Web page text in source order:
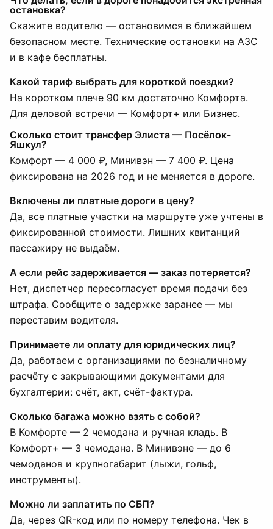
остановка?
Скажите водителю — остановимся в ближайшем
безопасном месте. Технические остановки на АЗС
и в кафе бесплатны.
Какой тариф выбрать для короткой поездки?
На коротком плече 90 км достаточно Комфорта.
Для деловой встречи — Комфорт+ или Бизнес.
Сколько стоит трансфер Элиста — Посёлок-
Яшкул?
Комфорт — 4 000 ₽, Минивэн — 7 400 ₽. Цена
фиксирована на 2026 год и не меняется в дороге.
Включены ли платные дороги в цену?
Да, все платные участки на маршруте уже учтены в
фиксированной стоимости. Лишних квитанций
пассажиру не выдаём.
А если рейс задерживается — заказ потеряется?
Нет, диспетчер пересогласует время подачи без
штрафа. Сообщите о задержке заранее — мы
переставим водителя.
Принимаете ли оплату для юридических лиц?
Да, работаем с организациями по безналичному
расчёту с закрывающими документами для
бухгалтерии: счёт, акт, счёт-фактура.
Сколько багажа можно взять с собой?
В Комфорте — 2 чемодана и ручная кладь. В
Комфорт+ — 3 чемодана. В Минивэне — до 6
чемоданов и крупногабарит (лыжи, гольф,
инструменты).
Можно ли заплатить по СБП?
Да, через QR-код или по номеру телефона. Чек в